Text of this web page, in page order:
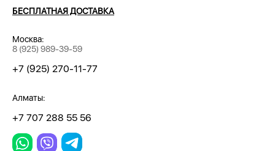
БЕСПЛАТНАЯ ДОСТАВКА
Москва:
8 (925) 989-39-59
+7 (925) 270-11-77
Алматы:
+7 707 288 55 56